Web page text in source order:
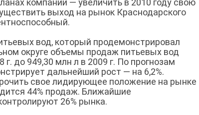
выход на рынок Краснодарского
вод, который продемонстрировал
округе объемы продаж питьевых вод
до 949,30 млн л в 2009 г. По прогнозам
дальнейший рост — на 6,2%.
свое лидирующее положение на рынке
44% продаж. Ближайшие
26% рынка.